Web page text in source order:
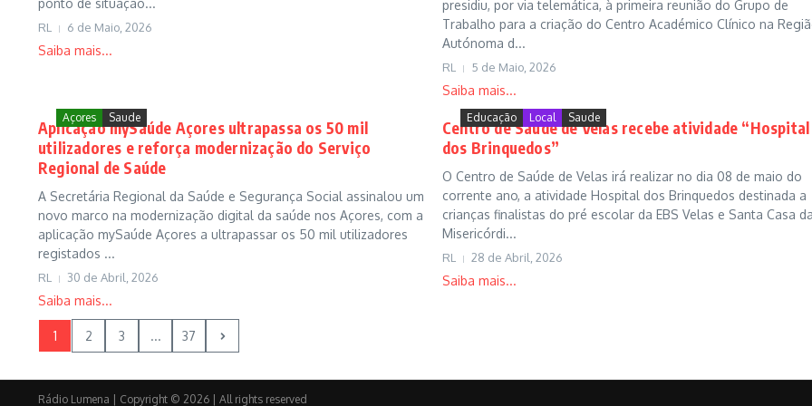
ponto de situação...
RL 6 de Maio, 2026
Saiba mais...
presidiu, por via telemática, à primeira reunião do Grupo de
Trabalho para a criação do Centro Académico Clínico na
Autónoma d...
RL 5 de Maio, 2026
Saiba mais...
Açores Saude
Aplicação mySaúde Açores ultrapassa os 50 mil
utilizadores e reforça modernização do Serviço
Regional de Saúde
A Secretária Regional da Saúde e Segurança Social assinalou um
novo marco na modernização digital da saúde nos Açores, com a
aplicação mySaúde Açores a ultrapassar os 50 mil utilizadores
registados ...
RL 30 de Abril, 2026
Saiba mais...
Educação Local Saude
Centro de Saúde de Velas recebe atividade “Hospital
dos Brinquedos”
O Centro de Saúde de Velas irá realizar no dia 08 de maio do
corrente ano, a atividade Hospital dos Brinquedos destinada a
crianças finalistas do pré escolar da EBS Velas e Santa Casa
Misericórdi...
RL 28 de Abril, 2026
Saiba mais...
1 2 3 ... 37
Rádio Lumena | Copyright © 2026 | All rights reserved